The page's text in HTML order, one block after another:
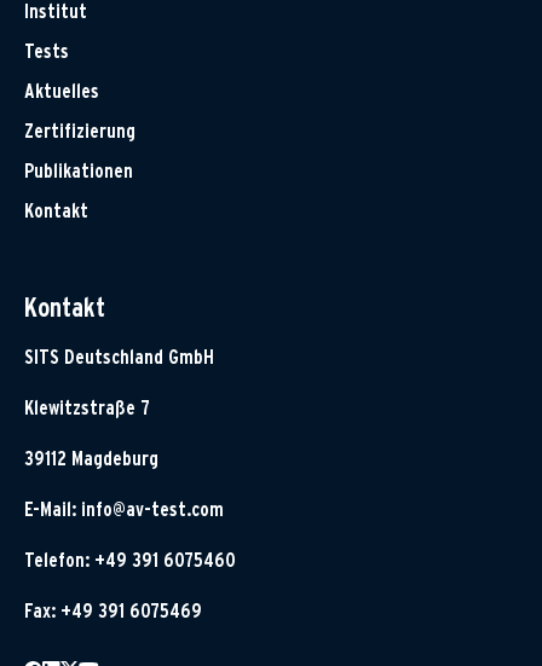
Institut
Tests
Aktuelles
Zertifizierung
Publikationen
Kontakt
Kontakt
SITS Deutschland GmbH
Klewitzstraße 7
39112 Magdeburg
E-Mail: info@av-test.com
Telefon: +49 391 6075460
Fax: +49 391 6075469